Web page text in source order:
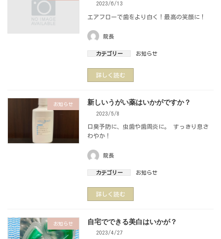
2023/6/13
エアフローで歯をより白く！最高の笑顔に！
院長
カテゴリー お知らせ
詳しく読む
お知らせ 新しいうがい薬はいかがですか？
2023/5/8
口臭予防に、虫歯や歯周炎に。 すっきり息さ
わやか！
院長
カテゴリー お知らせ
詳しく読む
お知らせ 自宅でできる美白はいかが？
2023/4/27